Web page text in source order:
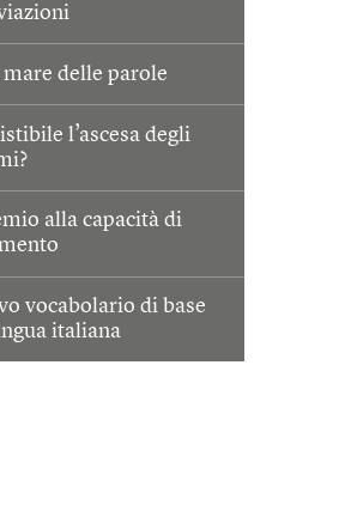
delle parole
l’ascesa degli
alla capacità di
vocabolario di base
italiana